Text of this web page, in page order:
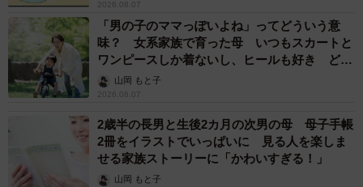
くない」（同25.5％、同16.4％）と「オープンにデートが
できる」（同22.0％、同16.4％）で、男性のほうが多くな
っています。
2026.08.07
「男の子のママっぽいよね」ってどういう意
味？ 女系家族で育った母 いつもスカートと
ワンピースしか着ないし、ヒールも好き どの
へんが…
山岡 もと子
2026.08.07
2歳半の長男と生後2カ月の次男の母 母子手帳
2冊をイラストでいっぱいに 見る人を楽しま
せる家族ストーリーに「かわいすぎる！」
山岡 もと子